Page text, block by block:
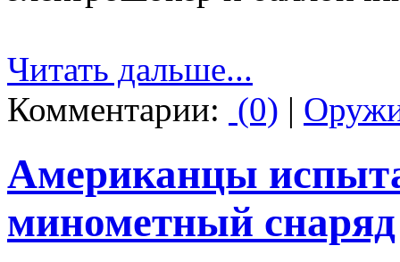
Читать дальше...
Комментарии: (0) |
Американцы
минометный снаряд